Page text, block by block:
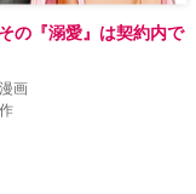
の『溺愛』は契約内で
画